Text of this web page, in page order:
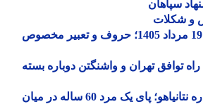
سپاهان
شکلات
فال ابجد فردا دوشنبه 19 مرداد 1405؛ حروف و تعبیر مخصوص
شرط؛ راه توافق تهران و واشنگتن دوباره بسته
خبر جنجالی درباره ساره نتانیاهو؛ پای یک مرد 60 ساله در میان